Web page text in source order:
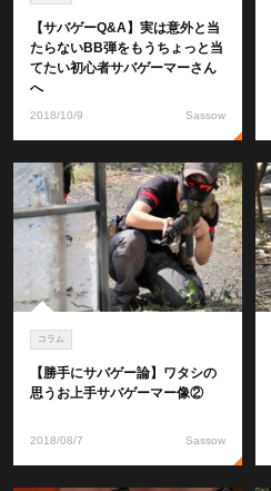
【サバゲーQ&A】実は意外と当
たらないBB弾をもうちょっと当
てたい初心者サバゲーマーさん
へ
2018/10/9 Sassow
コラム
【勝手にサバゲー論】ワタシの
思うお上手サバゲーマー像②
2018/08/7 Sassow